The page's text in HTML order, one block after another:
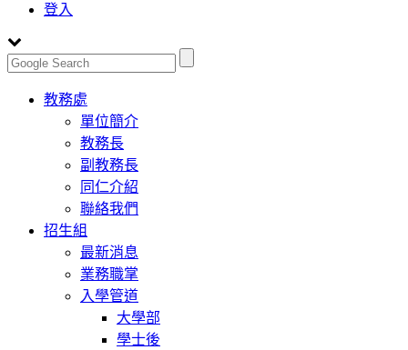
登入
Toggle
navigation
教務處
單位簡介
教務長
副教務長
同仁介紹
聯絡我們
招生組
最新消息
業務職掌
入學管道
大學部
學士後